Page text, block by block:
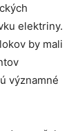
elektriny.
by mali
významné